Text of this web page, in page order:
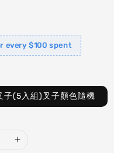
every $100 spent
子(5入組)叉子顏色隨機